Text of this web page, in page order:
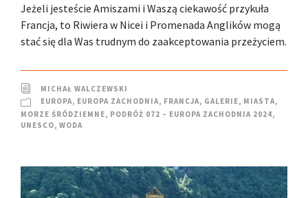
Jeżeli jesteście Amiszami i Waszą ciekawość przykuła
Francja, to Riwiera w Nicei i Promenada Anglików mogą
stać się dla Was trudnym do zaakceptowania przeżyciem.
MICHAŁ WALCZEWSKI
EUROPA, EUROPA ZACHODNIA, FRANCJA, GALERIE, MIASTA,
MORZE ŚRÓDZIEMNE, PODRÓŻ 072 – EUROPA ZACHODNIA 2024,
UNESCO, WODA